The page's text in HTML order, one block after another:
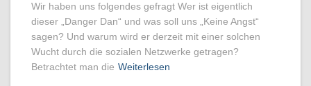
Wir haben uns folgendes gefragt Wer ist eigentlich
dieser „Danger Dan“ und was soll uns „Keine Angst“
sagen? Und warum wird er derzeit mit einer solchen
Wucht durch die sozialen Netzwerke getragen?
Betrachtet man die Weiterlesen